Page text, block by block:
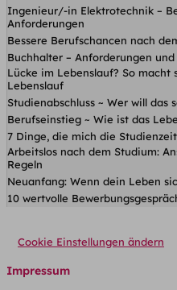
Ingenieur/-in Elektrotechnik –
Anforderungen
Bessere Berufschancen nach
Buchhalter – Anforderungen
Lücke im Lebenslauf? So
Lebenslauf
Studienabschluss ~ Wer will das
Berufseinstieg ~ Wie ist das
7 Dinge, die mich die
Arbeitslos nach dem Studium:
Regeln
Neuanfang: Wenn dein Leben
10 wertvolle
Cookie Einstellungen ändern
Impressum